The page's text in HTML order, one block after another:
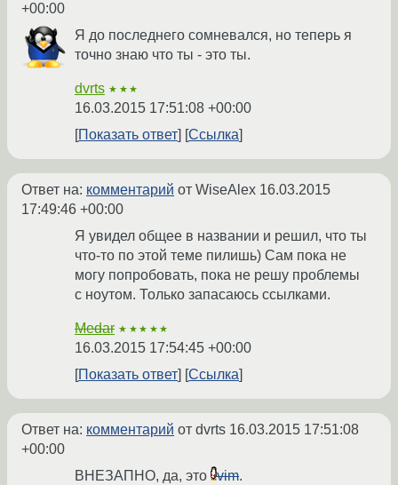
+00:00
Я до последнего сомневался, но теперь я
точно знаю что ты - это ты.
dvrts ★★★
16.03.2015 17:51:08 +00:00
Показать ответ
Ссылка
Ответ на: комментарий от WiseAlex 16.03.2015
17:49:46 +00:00
Я увидел общее в названии и решил, что ты
что-то по этой теме пилишь) Сам пока не
могу попробовать, пока не решу проблемы
с ноутом. Только запасаюсь ссылками.
Medar ★★★★★
16.03.2015 17:54:45 +00:00
Показать ответ
Ссылка
Ответ на: комментарий от dvrts 16.03.2015 17:51:08
+00:00
ВНЕЗАПНО, да, это
vim.